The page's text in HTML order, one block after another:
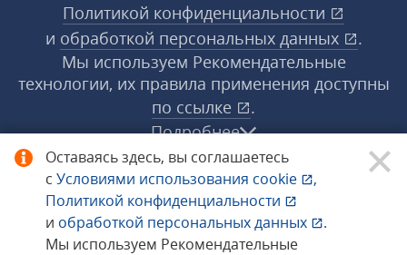
Оставаясь здесь, вы соглашаетесь
с Условиями использования cookie
,
Политикой конфиденциальности
и обработкой персональных данных
.
Мы используем Рекомендательные
Политикой конфиденциальности
и обработкой персональных данных
.
Мы используем Рекомендательные
технологии, их правила применения доступны
по ссылке
.
Подробнее
© 1998−2026 «1С‑Рарус» ®. Все права
защищены.